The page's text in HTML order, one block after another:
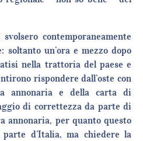
contemporaneamente
un’ora e mezzo dopo
nella trattoria del paese e
rispondere dall’oste con
annonaria e della carta di
di correttezza da parte di
annonaria, per quanto questo
d’Italia, ma chiedere la